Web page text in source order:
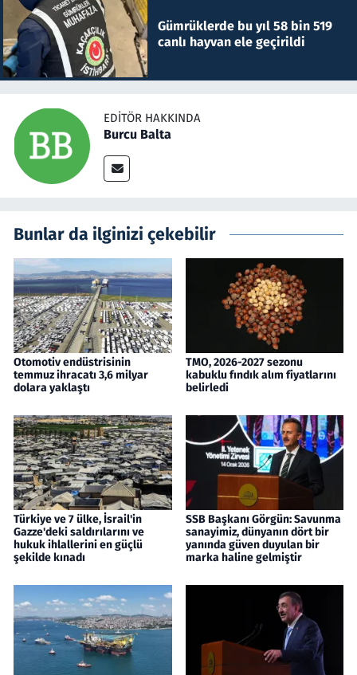
Gümrüklerde bu yıl 58 bin 519
canlı hayvan ele geçirildi
EDITÖR HAKKINDA
Burcu Balta
Bunlar da ilginizi çekebilir
Otomotiv endüstrisinin
temmuz ihracatı 3,6 milyar
dolara yaklaştı
TMO, 2026-2027 sezonu
kabuklu fındık alım fiyatlarını
belirledi
Türkiye ve 7 ülke, İsrail'in
Gazze'deki saldırılarını ve
hukuk ihlallerini en güçlü
şekilde kınadı
SSB Başkanı Görgün: Savunma
sanayimiz, dünyanın dört bir
yanında güven duyulan bir
marka haline gelmiştir